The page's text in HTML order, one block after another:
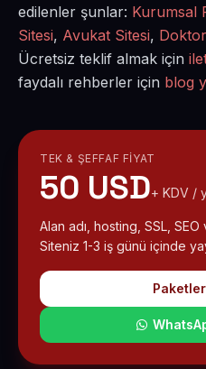
edilenler şunlar: Kurumsal
Sitesi, Avukat Sitesi,
Ücretsiz teklif almak için
faydalı rehberler için blog
TEK & ŞEFFAF FIYAT
50 USD+ KDV /
Alan adı, hosting, SSL,
Siteniz 1-3 iş günü içinde